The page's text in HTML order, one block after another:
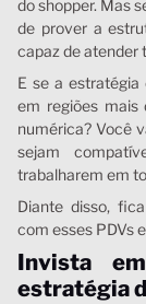
do shopper. Mas
de prover a
capaz de atender
E se a estratégia
em regiões mais
numérica? Você
sejam
trabalharem em
Diante disso,
com esses PDVs
Invista
estratégia